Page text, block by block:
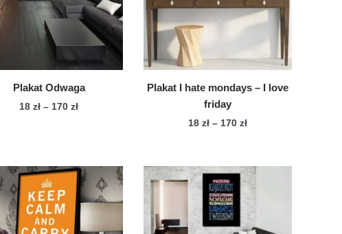
Plakat Odwaga
18zł – 170złZakres
do
170 zł
ma
wiele
wariantów.
Opcje
Plakat I hate mondays – I love
friday
18 zł – 170 złZakres
18 zł
do
170 zł
produkt
ma
wiele
wariantów.